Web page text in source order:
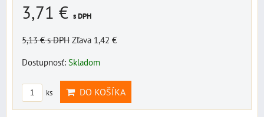
3,71 € s DPH
5,13 €s DPH Zľava 1,42 €
Dostupnosť: Skladom
ks DO KOŠÍKA